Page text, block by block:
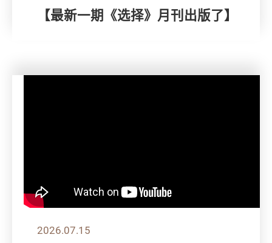
【最新一期《选择》月刊出版了】
2026.07.15